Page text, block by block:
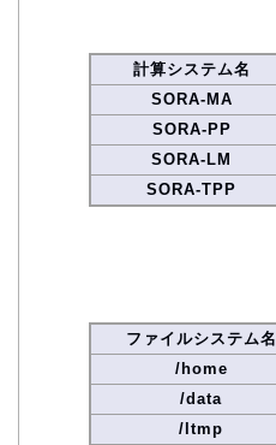
計算システム名
SORA-MA
SORA-PP
SORA-LM
SORA-TPP
ファイルシステム名
/home
/data
/ltmp